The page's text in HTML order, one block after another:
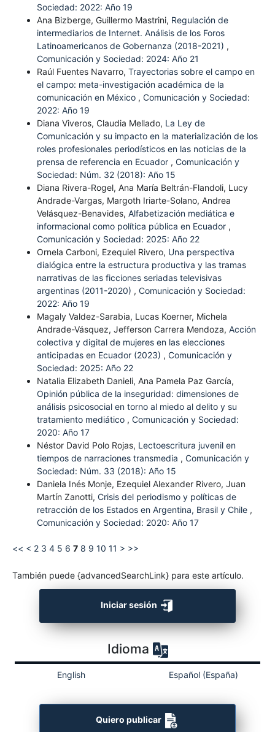
Sociedad: 2022: Año 19
Ana Bizberge, Guillermo Mastrini, Regulación de
intermediarios de Internet. Análisis de los Foros
Latinoamericanos de Gobernanza (2018-2021) ,
Comunicación y Sociedad: 2024: Año 21
Raúl Fuentes Navarro, Trayectorias sobre el campo en
el campo: meta-investigación académica de la
comunicación en México , Comunicación y Sociedad:
2022: Año 19
Diana Viveros, Claudia Mellado, La Ley de
Comunicación y su impacto en la materialización de los
roles profesionales periodísticos en las noticias de la
prensa de referencia en Ecuador , Comunicación y
Sociedad: Núm. 32 (2018): Año 15
Diana Rivera-Rogel, Ana María Beltrán-Flandoli, Lucy
Andrade-Vargas, Margoth Iriarte-Solano, Andrea
Velásquez-Benavides, Alfabetización mediática e
informacional como política pública en Ecuador ,
Comunicación y Sociedad: 2025: Año 22
Ornela Carboni, Ezequiel Rivero, Una perspectiva
dialógica entre la estructura productiva y las tramas
narrativas de las ficciones seriadas televisivas
argentinas (2011-2020) , Comunicación y Sociedad:
2022: Año 19
Magaly Valdez-Sarabia, Lucas Koerner, Michela
Andrade-Vásquez, Jefferson Carrera Mendoza, Acción
colectiva y digital de mujeres en las elecciones
anticipadas en Ecuador (2023) , Comunicación y
Sociedad: 2025: Año 22
Natalia Elizabeth Danieli, Ana Pamela Paz García,
Opinión pública de la inseguridad: dimensiones de
análisis psicosocial en torno al miedo al delito y su
tratamiento mediático , Comunicación y Sociedad:
2020: Año 17
Néstor David Polo Rojas, Lectoescritura juvenil en
tiempos de narraciones transmedia , Comunicación y
Sociedad: Núm. 33 (2018): Año 15
Daniela Inés Monje, Ezequiel Alexander Rivero, Juan
Martín Zanotti, Crisis del periodismo y políticas de
retracción de los Estados en Argentina, Brasil y Chile ,
Comunicación y Sociedad: 2020: Año 17
<< < 2 3 4 5 6 7 8 9 10 11 > >>
También puede {advancedSearchLink} para este artículo.
Iniciar sesión
Idioma
English Español (España)
Quiero publicar